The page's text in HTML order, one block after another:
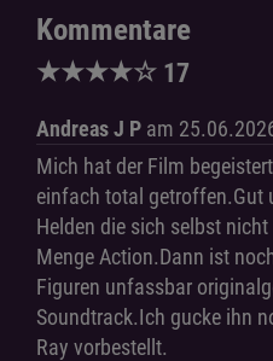
Kommentare
★★★★☆ 17
Andreas J P am
Mich hat der Film
einfach total getroffen.Gut
Helden die sich selbst
Menge Action.Dann ist
Figuren unfassbar
Soundtrack.Ich gucke ihn
Ray vorbestellt.